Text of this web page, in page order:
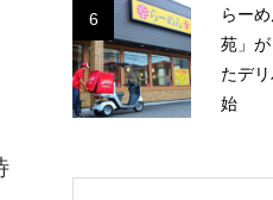
6
らー
苑」
たデ
始